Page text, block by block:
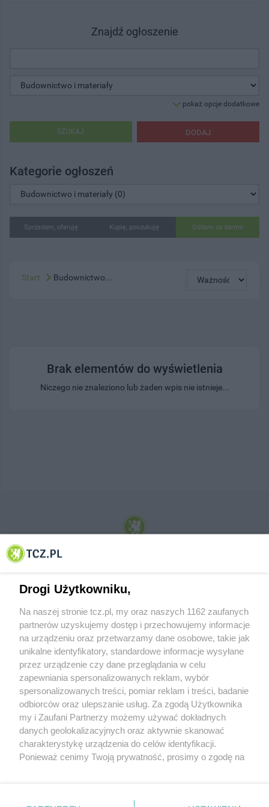
Znajdź ogłoszenie
pokaż opcje dodatkowe
DODAJ
SZUKAJ
Kategorie ogłoszeń
Sprzedam, oferuję Kupię, poszukuję Oddam za darmo
Start Budownictwo...
Brak elementów do wyświetlenia
Niczego nie znaleziono lub żaden wpis nie istnieje...
© 2001-2026 Tczew - TCZ.PL Sp. z o.o. Internetowy Serwis Informacyjny Miasta
O FIRMIE POLITYKA PRYWATNOŚCI HOSTING
REKLAMA WSPÓŁPRACA RSS FACEBOOK KONTAKT
Nasze serwisy
Aktualności
Tcz24
Muzyka i kultura
Archiwum wydarzeń
Drogi Użytkowniku,
Na naszej stronie tcz.pl, my oraz naszych 1162 zaufanych
partnerów uzyskujemy dostęp i przechowujemy informacje
na urządzeniu oraz przetwarzamy dane osobowe, takie jak
unikalne identyfikatory, standardowe informacje wysyłane
przez urządzenie czy dane przeglądania w celu
zapewniania spersonalizowanych reklam, wybór
spersonalizowanych treści, pomiar reklam i treści, badanie
odbiorców oraz ulepszanie usług. Za zgodą Użytkownika
my i Zaufani Partnerzy możemy używać dokładnych
danych geolokalizacyjnych oraz aktywnie skanować
charakterystykę urządzenia do celów identyfikacji.
Ponieważ cenimy Twoją prywatność, prosimy o zgodę na